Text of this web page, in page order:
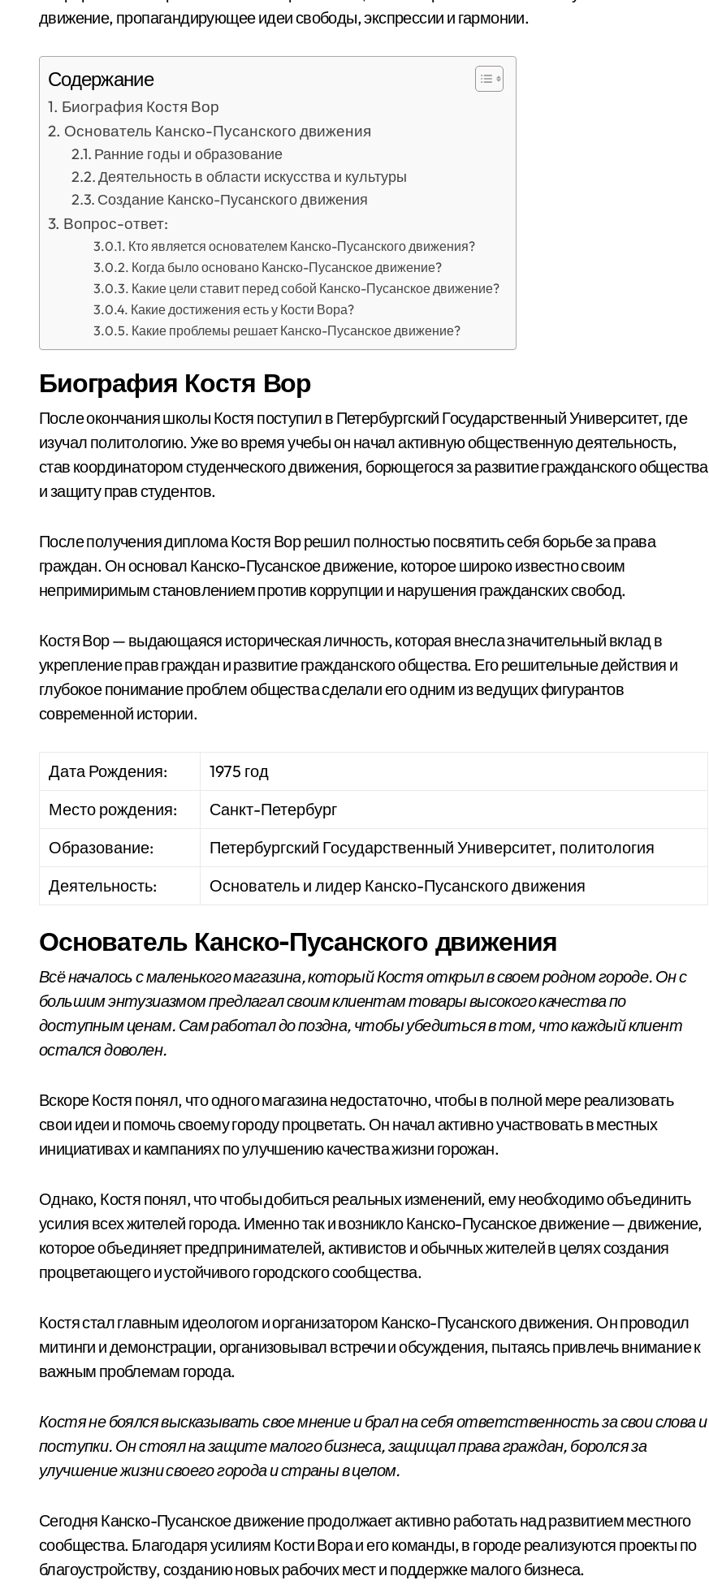
движение, пропагандирующее идеи свободы, экспрессии и гармонии.
Содержание
Биография Костя Вор
Основатель Канско-Пусанского движения
Ранние годы и образование
Деятельность в области искусства и культуры
Создание Канско-Пусанского движения
Вопрос-ответ:
Кто является основателем Канско-Пусанского движения?
Когда было основано Канско-Пусанское движение?
Какие цели ставит перед собой Канско-Пусанское движение?
Какие достижения есть у Кости Вора?
Какие проблемы решает Канско-Пусанское движение?
Биография Костя Вор
После окончания школы Костя поступил в Петербургский Государственный Университет, где
изучал политологию. Уже во время учебы он начал активную общественную деятельность,
став координатором студенческого движения, борющегося за развитие гражданского общества
и защиту прав студентов.
После получения диплома Костя Вор решил полностью посвятить себя борьбе за права
граждан. Он основал Канско-Пусанское движение, которое широко известно своим
непримиримым становлением против коррупции и нарушения гражданских свобод.
Костя Вор — выдающаяся историческая личность, которая внесла значительный вклад в
укрепление прав граждан и развитие гражданского общества. Его решительные действия и
глубокое понимание проблем общества сделали его одним из ведущих фигурантов
современной истории.
Дата Рождения:
1975 год
Место рождения:
Санкт-Петербург
Образование:
Петербургский Государственный Университет, политология
Деятельность:
Основатель и лидер Канско-Пусанского движения
Основатель Канско-Пусанского движения
Всё началось с маленького магазина, который Костя открыл в своем родном городе. Он с
большим энтузиазмом предлагал своим клиентам товары высокого качества по
доступным ценам. Сам работал до поздна, чтобы убедиться в том, что каждый клиент
остался доволен.
Вскоре Костя понял, что одного магазина недостаточно, чтобы в полной мере реализовать
свои идеи и помочь своему городу процветать. Он начал активно участвовать в местных
инициативах и кампаниях по улучшению качества жизни горожан.
Однако, Костя понял, что чтобы добиться реальных изменений, ему необходимо объединить
усилия всех жителей города. Именно так и возникло Канско-Пусанское движение — движение,
которое объединяет предпринимателей, активистов и обычных жителей в целях создания
процветающего и устойчивого городского сообщества.
Костя стал главным идеологом и организатором Канско-Пусанского движения. Он проводил
митинги и демонстрации, организовывал встречи и обсуждения, пытаясь привлечь внимание к
важным проблемам города.
Костя не боялся высказывать свое мнение и брал на себя ответственность за свои слова и
поступки. Он стоял на защите малого бизнеса, защищал права граждан, боролся за
улучшение жизни своего города и страны в целом.
Сегодня Канско-Пусанское движение продолжает активно работать над развитием местного
сообщества. Благодаря усилиям Кости Вора и его команды, в городе реализуются проекты по
благоустройству, созданию новых рабочих мест и поддержке малого бизнеса.